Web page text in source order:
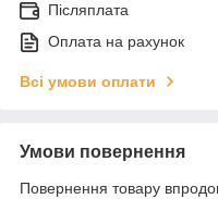
Післяплата
Оплата на рахунок
Всі умови оплати
Умови повернення
Повернення товару